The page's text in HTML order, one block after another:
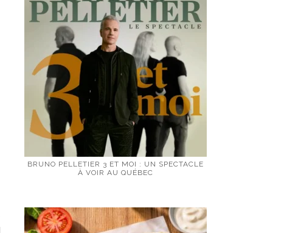
BRUNO PELLETIER 3 ET MOI : UN SPECTACLE
À VOIR AU QUÉBEC